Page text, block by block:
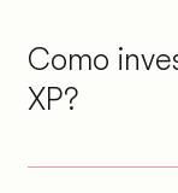
Como
XP?